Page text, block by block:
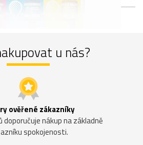
u nás?
ověřené zákazníky
doporučuje nákup na základně
spokojenosti.